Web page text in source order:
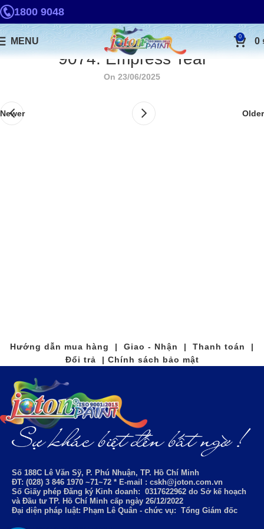
1800 9048
MENU 0 0
9074. Empress Teal
On 23/06/2025
Newer Older
Hướng dẫn mua hàng | Giao - Nhận | Thanh toán |
Đổi trả | Chính sách bảo mật
Số 188C Lê Văn Sỹ, P. Phú Nhuận, TP. Hồ Chí Minh
ĐT: (028) 3 846 1970 ~71~72 * E-mail : cskh@joton.com.vn
Số Giấy phép Đăng ký Kinh doanh: 0317622962 do Sở kế hoạch
và Đầu tư TP. Hồ Chí Minh cấp ngày 26/12/2022
Đại diện pháp luật: Phạm Lê Quân - chức vụ: Tổng Giám đốc